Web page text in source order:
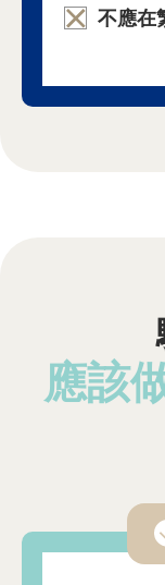
不應在
應該